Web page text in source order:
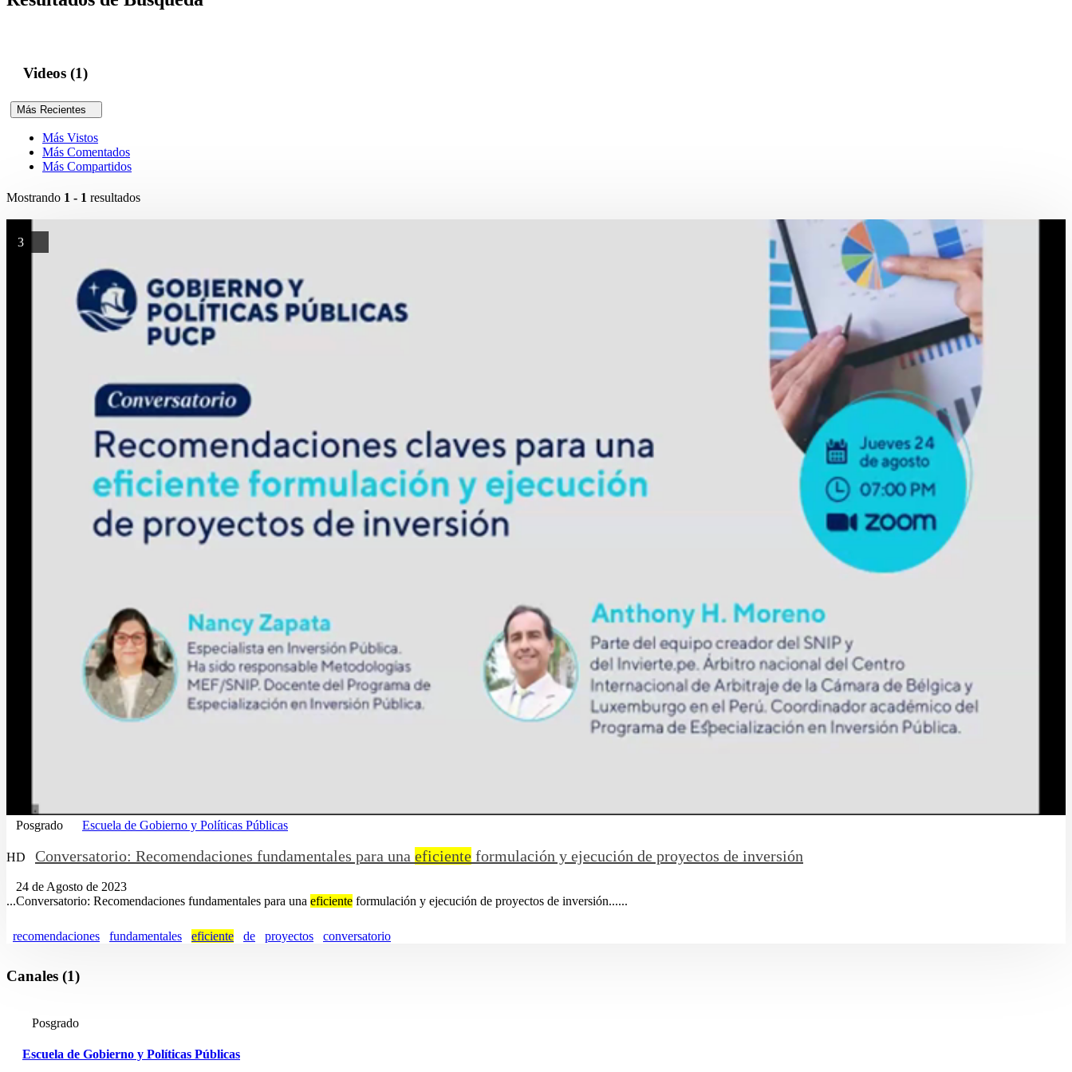
Videos (1)
Más Recientes
Más Vistos
Más Comentados
Más Compartidos
Mostrando 1 - 1 resultados
3
Posgrado Escuela de Gobierno y Políticas Públicas
HD Conversatorio: Recomendaciones fundamentales para una eficiente formulación y ejecución de proyectos de inversión
24 de Agosto de 2023
...Conversatorio: Recomendaciones fundamentales para una eficiente formulación y ejecución de proyectos de inversión......
recomendaciones fundamentales eficiente de proyectos conversatorio
Canales (1)
Posgrado
Escuela de Gobierno y Políticas Públicas